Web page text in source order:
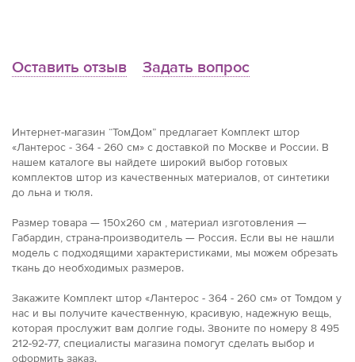
Оставить отзыв Задать вопрос
Интернет-магазин “ТомДом” предлагает Комплект штор
«Лантерос - 364 - 260 см» с доставкой по Москве и России. В
нашем каталоге вы найдете широкий выбор готовых
комплектов штор из качественных материалов, от синтетики
до льна и тюля.
Размер товара — 150x260 см , материал изготовления —
Габардин, страна-производитель — Россия. Если вы не нашли
модель с подходящими характеристиками, мы можем обрезать
ткань до необходимых размеров.
Закажите Комплект штор «Лантерос - 364 - 260 см» от Томдом у
нас и вы получите качественную, красивую, надежную вещь,
которая прослужит вам долгие годы. Звоните по номеру 8 495
212-92-77, специалисты магазина помогут сделать выбор и
оформить заказ.